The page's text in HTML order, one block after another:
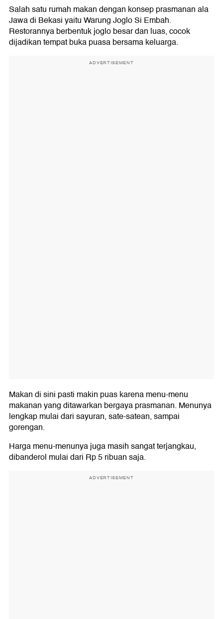
Salah satu rumah makan dengan konsep prasmanan ala
Jawa di Bekasi yaitu Warung Joglo Si Embah.
Restorannya berbentuk joglo besar dan luas, cocok
dijadikan tempat buka puasa bersama keluarga.
ADVERTISEMENT
Makan di sini pasti makin puas karena menu-menu
makanan yang ditawarkan bergaya prasmanan. Menunya
lengkap mulai dari sayuran, sate-satean, sampai
gorengan.
Harga menu-menunya juga masih sangat terjangkau,
dibanderol mulai dari Rp 5 ribuan saja.
ADVERTISEMENT